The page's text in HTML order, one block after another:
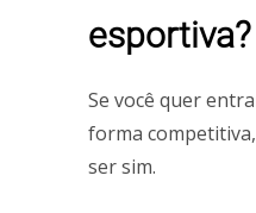
esportiva?
Se você quer
forma
ser sim.